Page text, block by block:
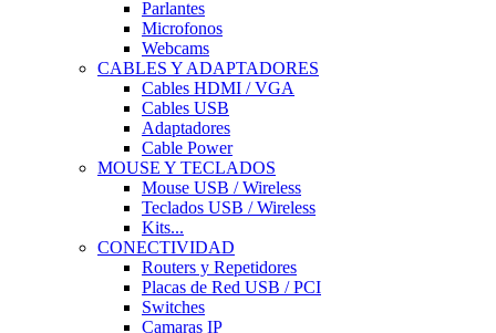
Parlantes
Microfonos
Webcams
CABLES Y ADAPTADORES
Cables HDMI / VGA
Cables USB
Adaptadores
Cable Power
MOUSE Y TECLADOS
Mouse USB / Wireless
Teclados USB / Wireless
Kits...
CONECTIVIDAD
Routers y Repetidores
Placas de Red USB / PCI
Switches
Camaras IP